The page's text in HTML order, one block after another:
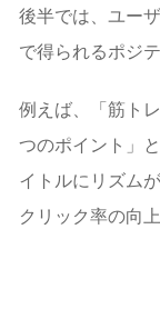
後半では、ユー
で得られるポジ
例えば、「筋ト
つのポイント」
イトルにリズム
クリック率の向